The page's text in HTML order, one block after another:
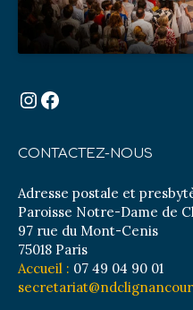
Instagram
Facebook
CONTACTEZ-NOUS
Adresse postale et
Paroisse Notre-Dame de
97 rue du Mont-Cenis
75018 Paris
Accueil : 07 49 04 90 01